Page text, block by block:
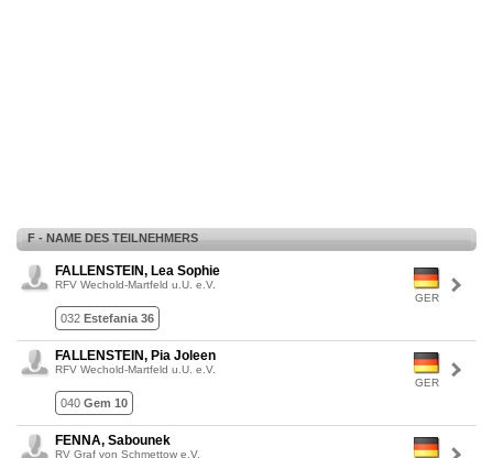
F - NAME DES TEILNEHMERS
GER
FALLENSTEIN, Lea Sophie
RFV Wechold-Martfeld u.U. e.V.
032 Estefania 36
GER
FALLENSTEIN, Pia Joleen
RFV Wechold-Martfeld u.U. e.V.
040 Gem 10
FENNA, Sabounek
RV Graf von Schmettow e.V.